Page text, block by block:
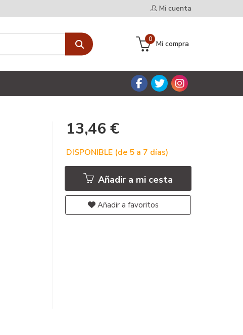
Mi cuenta
Mi compra
0
13,46 €
DISPONIBLE (de 5 a 7 días)
Añadir a mi cesta
Añadir a favoritos